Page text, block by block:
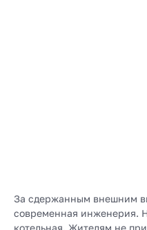
За сдержанным внешним
современная инженерия.